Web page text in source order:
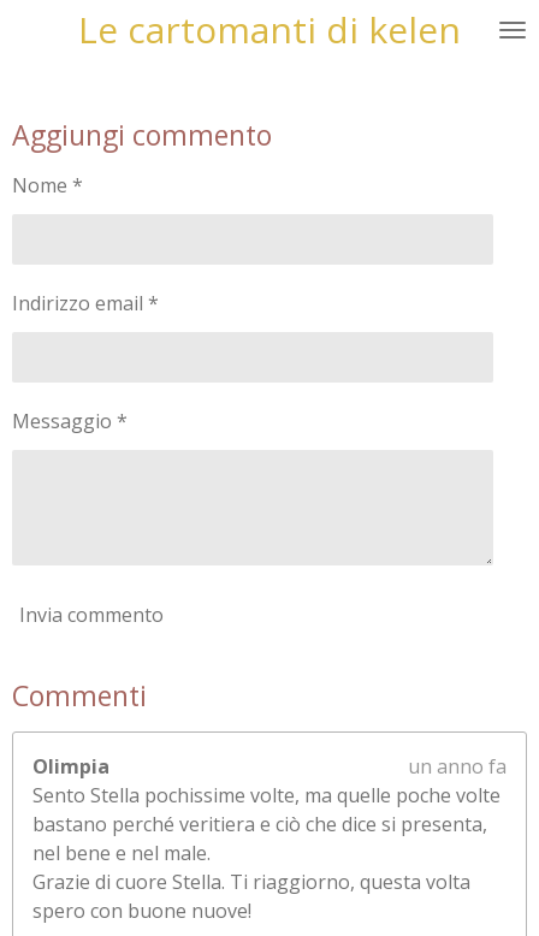
Le cartomanti di kelen
Aggiungi commento
Nome *
Indirizzo email *
Messaggio *
Invia commento
Commenti
Olimpia
un anno fa
Sento Stella pochissime volte, ma quelle poche volte
bastano perché veritiera e ciò che dice si presenta,
nel bene e nel male.
Grazie di cuore Stella. Ti riaggiorno, questa volta
spero con buone nuove!